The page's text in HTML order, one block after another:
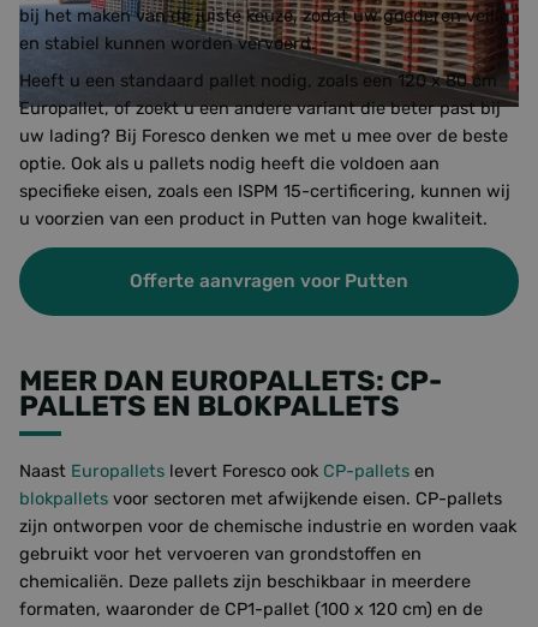
bij het maken van de juiste keuze, zodat uw goederen veilig
en stabiel kunnen worden vervoerd.
Heeft u een standaard pallet nodig, zoals een 120 x 80 cm
Europallet, of zoekt u een andere variant die beter past bij
uw lading? Bij Foresco denken we met u mee over de beste
optie. Ook als u pallets nodig heeft die voldoen aan
specifieke eisen, zoals een ISPM 15-certificering, kunnen wij
u voorzien van een product in Putten van hoge kwaliteit.
Offerte aanvragen voor Putten
MEER DAN EUROPALLETS: CP-
PALLETS EN BLOKPALLETS
Naast Europallets levert Foresco ook CP-pallets en
blokpallets voor sectoren met afwijkende eisen. CP-pallets
zijn ontworpen voor de chemische industrie en worden vaak
gebruikt voor het vervoeren van grondstoffen en
chemicaliën. Deze pallets zijn beschikbaar in meerdere
formaten, waaronder de CP1-pallet (100 x 120 cm) en de